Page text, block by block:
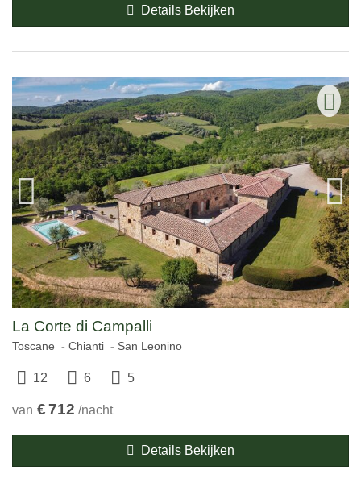
Details Bekijken
La Corte di Campalli
Toscane Chianti San Leonino
12 6 5
van €712 /nacht
Details Bekijken